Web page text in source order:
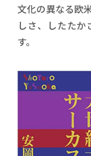
文化の異なる欧
しさ、したた
す。